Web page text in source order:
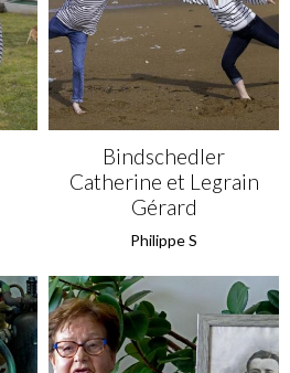
Bindschedler
Catherine et Legrain
Gérard
Philippe S